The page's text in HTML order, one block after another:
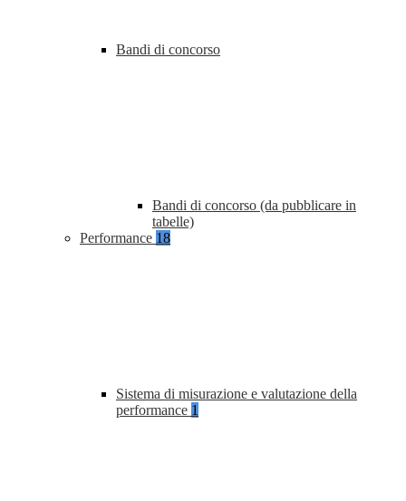
Bandi di concorso
Bandi di concorso (da pubblicare in
tabelle)
Performance 18
Sistema di misurazione e valutazione della
performance 1